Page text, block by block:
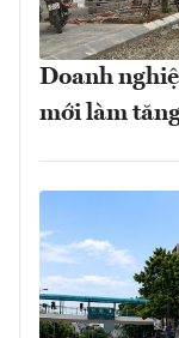
Doanh
mới làm